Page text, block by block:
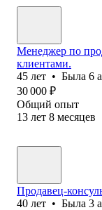
Менеджер по
клиентами.
45 лет • Была 6
30 000 ₽
Общий опыт
13 лет 8 месяцев
Продавец-
40 лет • Была 3